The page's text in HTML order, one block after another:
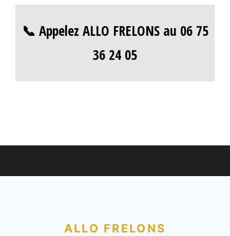
📞 Appelez ALLO FRELONS au 06 75
36 24 05
ALLO FRELONS